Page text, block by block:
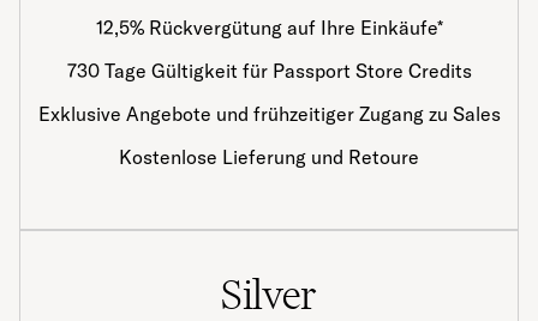
12,5% Rückvergütung auf Ihre Einkäufe*
730 Tage Gültigkeit für Passport Store Credits
Exklusive Angebote und frühzeitiger Zugang zu Sales
Kostenlose Lieferung und Retoure
Silver